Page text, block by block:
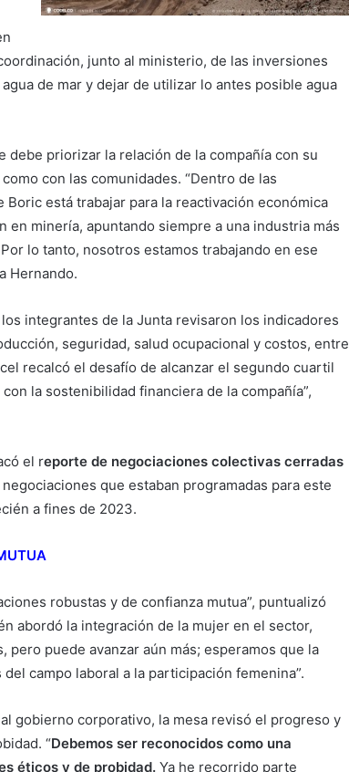
junto al ministerio, de las inversiones
de mar y dejar de utilizar lo antes posible agua
debe priorizar la relación de la compañía con su
con las comunidades. “Dentro de las
está trabajar para la reactivación económica
minería, apuntando siempre a una industria más
lo tanto, nosotros estamos trabajando en ese
Hernando.
integrantes de la Junta revisaron los indicadores
seguridad, salud ocupacional y costos, entre
recalcó el desafío de alcanzar el segundo cuartil
la sostenibilidad financiera de la compañía”,
el reporte de negociaciones colectivas cerradas
que estaban programadas para este
a fines de 2023.
robustas y de confianza mutua”, puntualizó
abordó la integración de la mujer en el sector,
pero puede avanzar aún más; esperamos que la
campo laboral a la participación femenina”.
gobierno corporativo, la mesa revisó el progreso y
“Debemos ser reconocidos como una
éticos y de probidad. Ya he recorrido parte